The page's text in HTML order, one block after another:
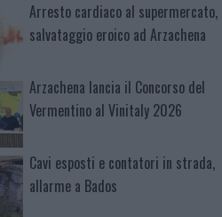
Arresto cardiaco al supermercato,
salvataggio eroico ad Arzachena
Arzachena lancia il Concorso del
Vermentino al Vinitaly 2026
Cavi esposti e contatori in strada,
allarme a Bados